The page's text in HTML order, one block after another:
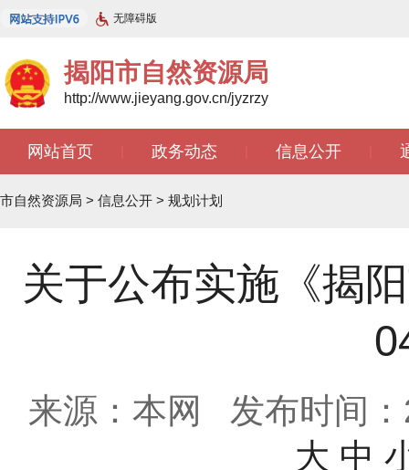
无障碍版
揭阳市自然资源局
http://www.jieyang.gov.cn/jyzrzy
网站首页 政务动态 信息公开
市自然资源局 > 信息公开 > 规划计划
关于公布实施《揭
来源：本网
发布时间
大 中